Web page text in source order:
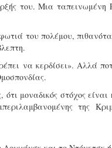
του. Μια ταπεινωμένη
του πολέμου,
να κερδίσει». Αλλά
μοναδικός στόχος είναι
της